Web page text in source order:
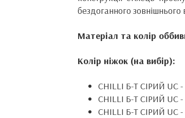
бездоганного зовнішнього
Матеріал та колір
Колір ніжок (на вибір):
CHILLI Б-Т СІРИЙ UC-
CHILLI Б-Т СІРИЙ UC-
CHILLI Б-Т СІРИЙ UC-